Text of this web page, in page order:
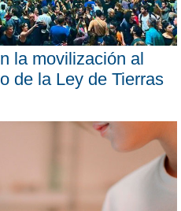
la movilización al
de la Ley de Tierras